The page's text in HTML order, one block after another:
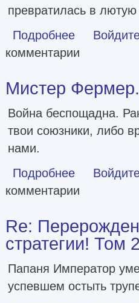
превратилась в лютую
Подробнее о Мистер
комментарии
Мистер
Война беспощадна.
твои союзники, либо
нами.
Подробнее о Мистер
комментарии
Re:
стратегии! Том
Папаня Император
успевшем остыть